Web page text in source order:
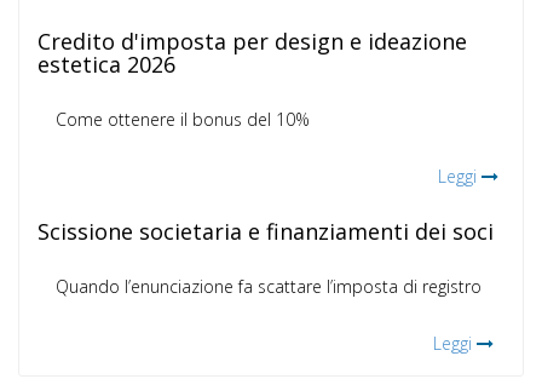
Credito d'imposta per design e ideazione
estetica 2026
Come ottenere il bonus del 10%
Leggi
Scissione societaria e finanziamenti dei soci
Quando l’enunciazione fa scattare l’imposta di registro
Leggi